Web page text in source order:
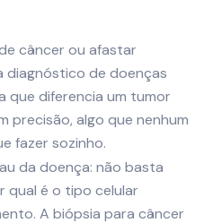
câncer ou afastar
diagnóstico de doenças
que diferencia um tumor
precisão, algo que nenhum
fazer sozinho.
da doença: não basta
qual é o tipo celular
A biópsia para câncer